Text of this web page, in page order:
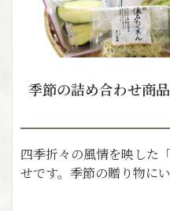
季節の詰め合わせ商品
四季折々の風情を映した
せです。季節の贈り物に